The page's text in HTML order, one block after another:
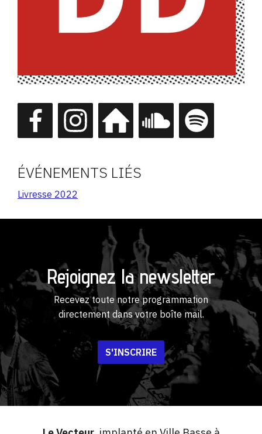
ÉVÉNEMENTS LIÉS
Livresse 2022
Rejoignez la newsletter
Recevez toute notre programmation
directement dans votre boîte mail.
S'INSCRIRE